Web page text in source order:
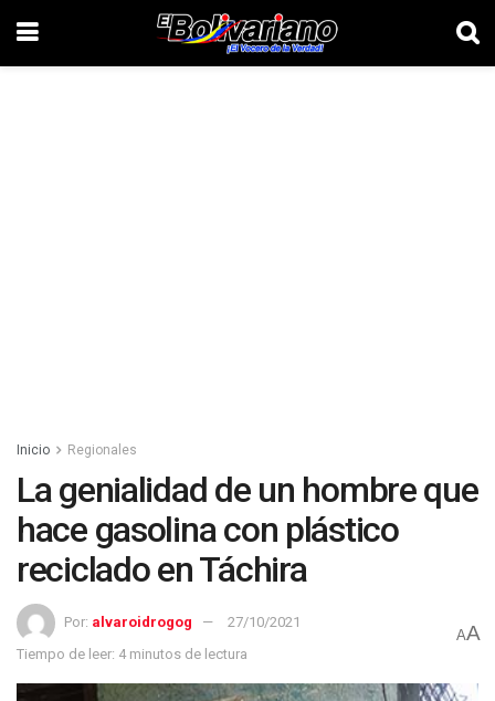
Inicio Regionales
La genialidad de un hombre que
hace gasolina con plástico
reciclado en Táchira
Por: alvaroidrogog
27/10/2021
Tiempo de leer: 4 minutos de lectura
AA